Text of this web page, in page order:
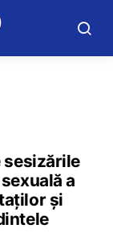
sesizările
a
și